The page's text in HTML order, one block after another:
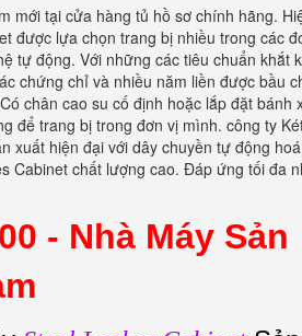
mới tại cửa hàng tủ hồ sơ chính hãng.
được lựa chọn trang bị nhiều trong các
tự động. Với những các tiêu chuẩn khắt
chứng chỉ và nhiều năm liền được bầu
chân cao su cố định hoặc lắp đặt bánh
để trang bị trong đơn vị mình. công ty
xuất hiện đại với dây chuyền tự động
Cabinet chất lượng cao. Đáp ứng tối đa
- Nhà Máy Sản